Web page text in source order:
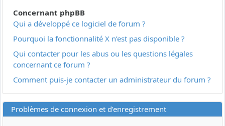
Concernant phpBB
Qui a développé ce logiciel de forum ?
Pourquoi la fonctionnalité X n’est pas disponible ?
Qui contacter pour les abus ou les questions légales
concernant ce forum ?
Comment puis-je contacter un administrateur du forum ?
Problèmes de connexion et d’enregistrement